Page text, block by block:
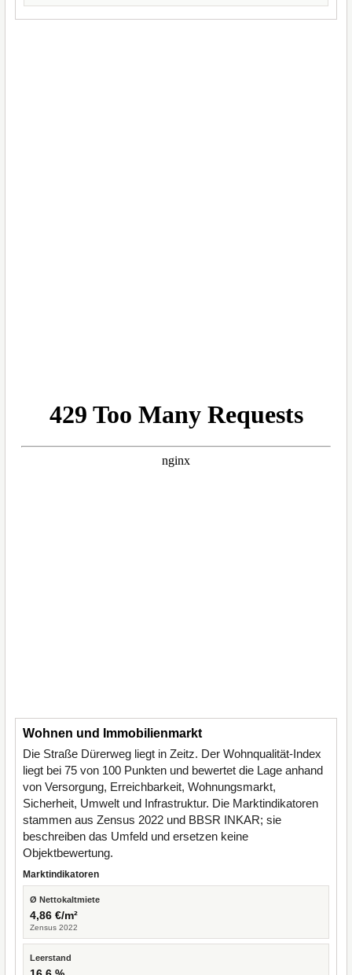
Wohnen und Immobilienmarkt
Die Straße Dürerweg liegt in Zeitz. Der Wohnqualität-Index
liegt bei 75 von 100 Punkten und bewertet die Lage anhand
von Versorgung, Erreichbarkeit, Wohnungsmarkt,
Sicherheit, Umwelt und Infrastruktur. Die Marktindikatoren
stammen aus Zensus 2022 und BBSR INKAR; sie
beschreiben das Umfeld und ersetzen keine
Objektbewertung.
Marktindikatoren
Ø Nettokaltmiete
4,86 €/m²
Zensus 2022
Leerstand